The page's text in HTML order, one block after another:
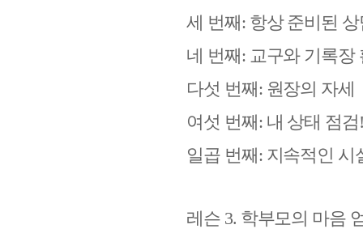
세 번째: 항상 준비된 상
네 번째: 교구와 기록장
다섯 번째: 원장의 자세
여섯 번째: 내 상태 점검
일곱 번째: 지속적인 시
레슨 3. 학부모의 마음